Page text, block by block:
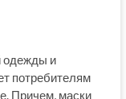
одежды и
потребителям
Причем, маски